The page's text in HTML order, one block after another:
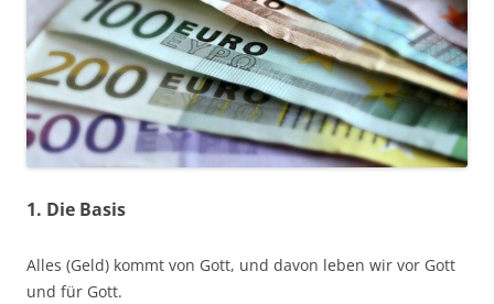
1. Die Basis
Alles (Geld) kommt von Gott, und davon leben wir vor Gott
und für Gott.